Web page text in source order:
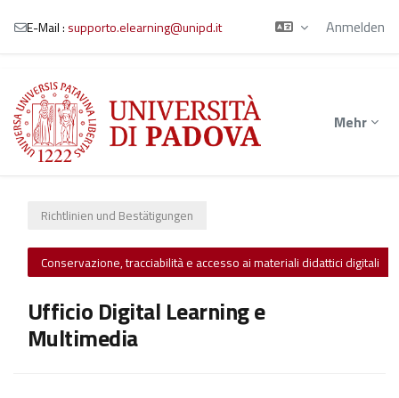
Zum Hauptinhalt
E-Mail : supporto.elearning@unipd.it Anmelden
Mehr
Richtlinien und Bestätigungen
Conservazione, tracciabilità e accesso ai materiali didattici digitali
Ufficio Digital Learning e
Multimedia